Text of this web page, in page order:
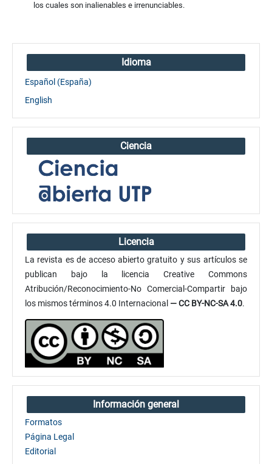
los cuales son inalienables e irrenunciables.
Idioma
Español (España)
English
Ciencia
Licencia
La revista es de acceso abierto gratuito y sus artículos se
publican bajo la licencia Creative Commons
Atribución/Reconocimiento-No Comercial-Compartir bajo
los mismos términos 4.0 Internacional — CC BY-NC-SA 4.0.
Información general
Formatos
Página Legal
Editorial